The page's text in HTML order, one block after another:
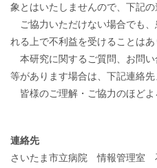
象とはいたしませんので、下記の
ご協力いただけない場合でも
れる上で不利益を受けることは
本研究に関するご質問、お問
等があります場合は、下記連絡先
皆様のご理解・ご協力のほどよ
連絡先
さいたま市立病院 情報管理室